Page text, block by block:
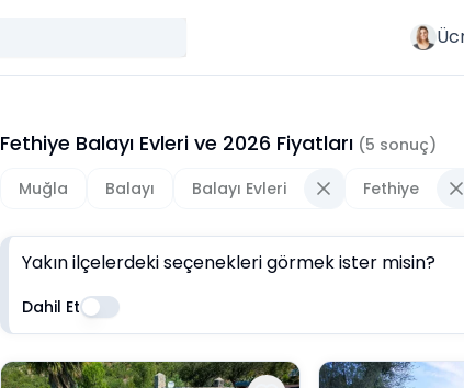
Fethiye Balayı Evleri ve 2026 Fiyatları (5 sonuç)
Muğla
Balayı Balayı Evleri Fethiye
Yakın ilçelerdeki seçenekleri görmek ister misin?
Dahil Et